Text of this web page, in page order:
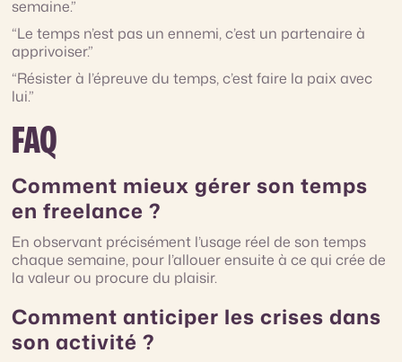
semaine.”
“Le temps n’est pas un ennemi, c’est un partenaire à
apprivoiser.”
“Résister à l’épreuve du temps, c’est faire la paix avec
lui.”
FAQ
Comment mieux gérer son temps
en freelance ?
En observant précisément l’usage réel de son temps
chaque semaine, pour l’allouer ensuite à ce qui crée de
la valeur ou procure du plaisir.
Comment anticiper les crises dans
son activité ?